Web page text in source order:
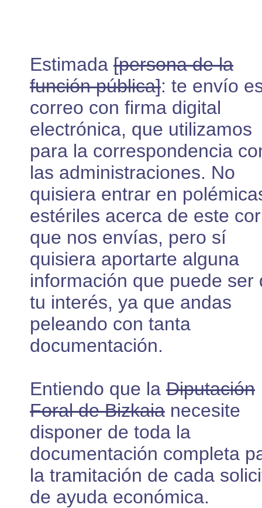
Estimada [persona de la
función pública]: te envío
correo con firma digital
electrónica, que utilizamos
para la correspondencia
las administraciones. No
quisiera entrar en
estériles acerca de este
que nos envías, pero sí
quisiera aportarte alguna
información que puede ser
tu interés, ya que andas
peleando con tanta
documentación.
Entiendo que la Diputación
Foral de Bizkaia necesite
disponer de toda la
documentación completa
la tramitación de cada
de ayuda económica.